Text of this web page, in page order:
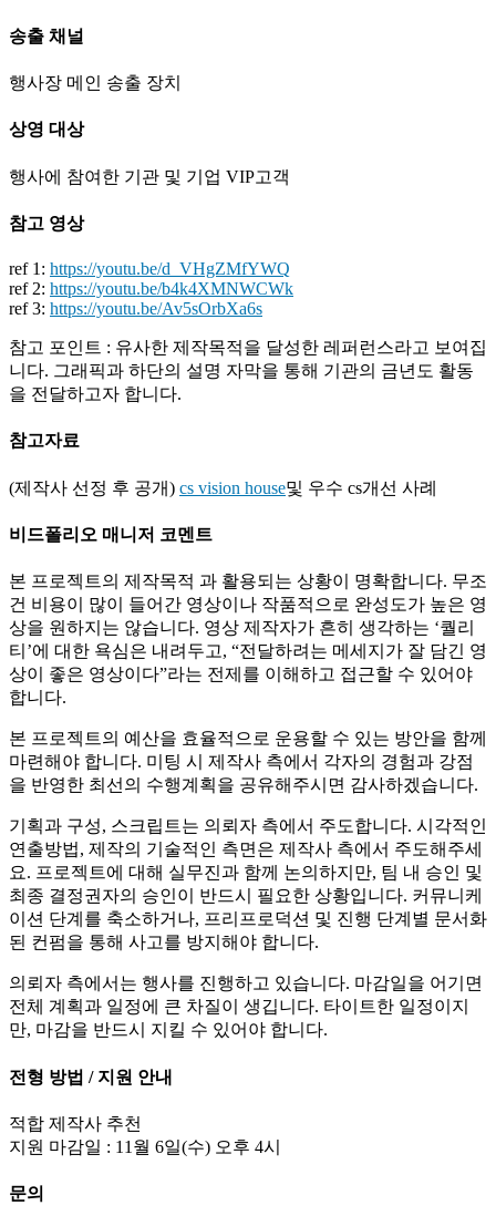
송출 채널
행사장 메인 송출 장치
상영 대상
행사에 참여한 기관 및 기업 VIP고객
참고 영상
ref 1: https://youtu.be/d_VHgZMfYWQ
ref 2: https://youtu.be/b4k4XMNWCWk
ref 3: https://youtu.be/Av5sOrbXa6s
참고 포인트 : 유사한 제작목적을 달성한 레퍼런스라고 보여집
니다. 그래픽과 하단의 설명 자막을 통해 기관의 금년도 활동
을 전달하고자 합니다.
참고자료
(제작사 선정 후 공개) cs vision house및 우수 cs개선 사례
비드폴리오 매니저 코멘트
본 프로젝트의 제작목적 과 활용되는 상황이 명확합니다. 무조
건 비용이 많이 들어간 영상이나 작품적으로 완성도가 높은 영
상을 원하지는 않습니다. 영상 제작자가 흔히 생각하는 ‘퀄리
티’에 대한 욕심은 내려두고, “전달하려는 메세지가 잘 담긴 영
상이 좋은 영상이다”라는 전제를 이해하고 접근할 수 있어야
합니다.
본 프로젝트의 예산을 효율적으로 운용할 수 있는 방안을 함께
마련해야 합니다. 미팅 시 제작사 측에서 각자의 경험과 강점
을 반영한 최선의 수행계획을 공유해주시면 감사하겠습니다.
기획과 구성, 스크립트는 의뢰자 측에서 주도합니다. 시각적인
연출방법, 제작의 기술적인 측면은 제작사 측에서 주도해주세
요. 프로젝트에 대해 실무진과 함께 논의하지만, 팀 내 승인 및
최종 결정권자의 승인이 반드시 필요한 상황입니다. 커뮤니케
이션 단계를 축소하거나, 프리프로덕션 및 진행 단계별 문서화
된 컨펌을 통해 사고를 방지해야 합니다.
의뢰자 측에서는 행사를 진행하고 있습니다. 마감일을 어기면
전체 계획과 일정에 큰 차질이 생깁니다. 타이트한 일정이지
만, 마감을 반드시 지킬 수 있어야 합니다.
전형 방법 / 지원 안내
적합 제작사 추천
지원 마감일 : 11월 6일(수) 오후 4시
문의